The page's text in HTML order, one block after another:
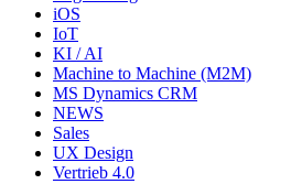
iOS
IoT
KI / AI
Machine to Machine (M2M)
MS Dynamics CRM
NEWS
Sales
UX Design
Vertrieb 4.0